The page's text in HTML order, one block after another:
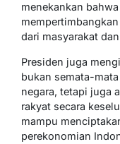
menekankan
dari masyarakat
Presiden juga
bukan semata-
negara, tetapi juga
rakyat secara
mampu
perekonomian